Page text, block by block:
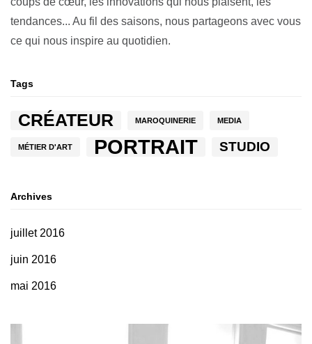
tendances... Au fil des saisons, nous partageons avec vous
ce qui nous inspire au quotidien.
Tags
CRÉATEUR MAROQUINERIE MEDIA
MÉTIER D'ART PORTRAIT STUDIO
Archives
juillet 2016
juin 2016
mai 2016